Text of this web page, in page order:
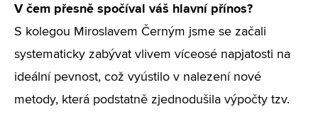
V čem přesně spočíval váš hlavní přínos?
S kolegou Miroslavem Černým jsme se začali
systematicky zabývat vlivem víceosé napjatosti na
ideální pevnost, což vyústilo v nalezení nové
metody, která podstatně zjednodušila výpočty tzv.